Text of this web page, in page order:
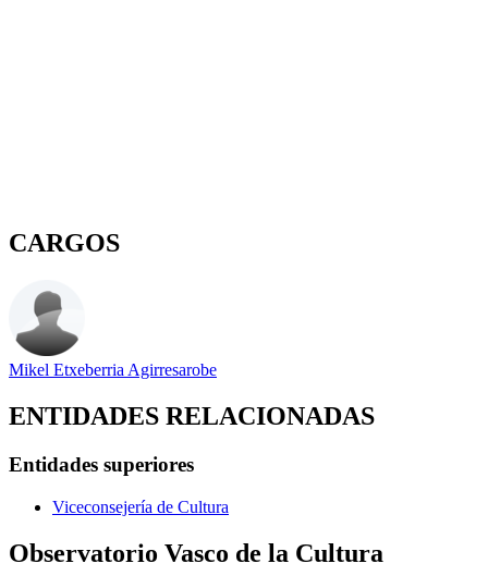
CARGOS
Mikel Etxeberria Agirresarobe
ENTIDADES RELACIONADAS
Entidades superiores
Viceconsejería de Cultura
Observatorio Vasco de la Cultura